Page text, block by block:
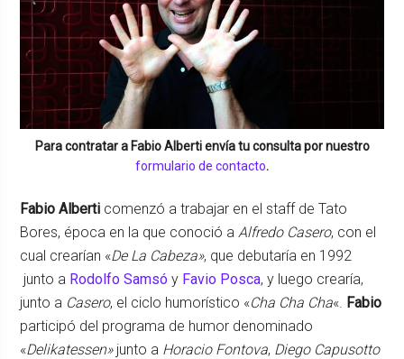
Para contratar a Fabio Albertienvía tu consulta por nuestro
formulario de contacto.
Fabio Alberti comenzó a trabajar en el staff de Tato
Bores, época en la que conoció a Alfredo Casero, con el
cual crearían «De La Cabeza», que debutaría en 1992
junto a Rodolfo Samsó y Favio Posca, y luego crearía,
junto a Casero, el ciclo humorístico «Cha Cha Cha«. Fabio
participó del programa de humor denominado
«Delikatessen»junto a Horacio Fontova, Diego Capusotto